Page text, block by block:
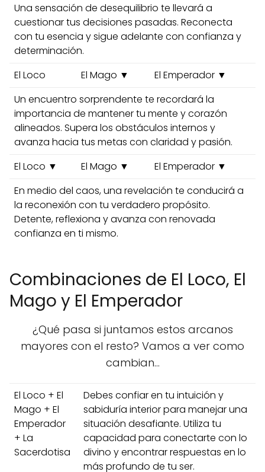
Una sensación de desequilibrio te llevará a
cuestionar tus decisiones pasadas. Reconecta
con tu esencia y sigue adelante con confianza y
determinación.
El Loco
El Mago ▼
El Emperador ▼
Un encuentro sorprendente te recordará la
importancia de mantener tu mente y corazón
alineados. Supera los obstáculos internos y
avanza hacia tus metas con claridad y pasión.
El Loco ▼
El Mago ▼
El Emperador ▼
En medio del caos, una revelación te conducirá a
la reconexión con tu verdadero propósito.
Detente, reflexiona y avanza con renovada
confianza en ti mismo.
Combinaciones de El Loco, El
Mago y El Emperador
¿Qué pasa si juntamos estos arcanos
mayores con el resto? Vamos a ver como
cambian...
El Loco + El
Mago + El
Emperador
+ La
Sacerdotisa
Debes confiar en tu intuición y
sabiduría interior para manejar una
situación desafiante. Utiliza tu
capacidad para conectarte con lo
divino y encontrar respuestas en lo
más profundo de tu ser.